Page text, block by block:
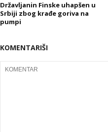
Državljanin Finske uhapšen u
Srbiji zbog krađe goriva na
pumpi
KOMENTARIŠI